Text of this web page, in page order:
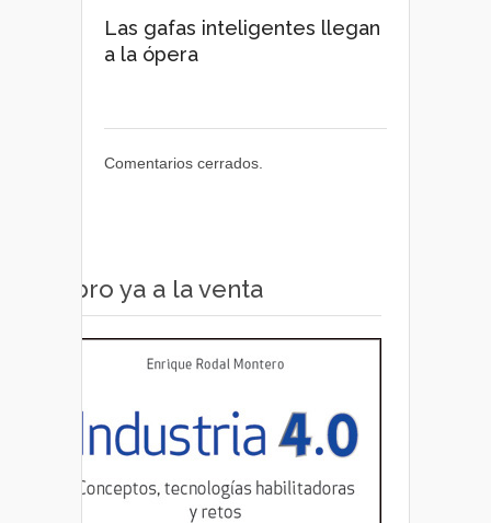
Las gafas inteligentes llegan
a la ópera
Comentarios cerrados.
Libro ya a la venta